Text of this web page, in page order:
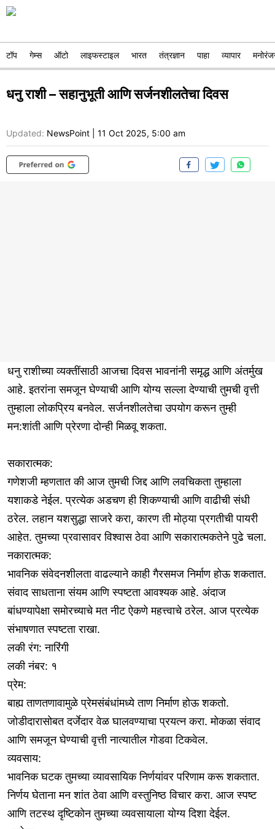
टॉप गेम्स ऑटो लाइफस्टाइल भारत तंत्रज्ञान पाहा व्यापार
धनु राशी – सहानुभूती आणि सर्जनशीलतेचा दिवस
Updated: NewsPoint 11 Oct 2025, 5:00 am
धनु राशीच्या व्यक्तींसाठी आजचा दिवस भावनांनी समृद्ध आणि अंतर्मुख
आहे. इतरांना समजून घेण्याची आणि योग्य सल्ला देण्याची तुमची वृत्ती
तुम्हाला लोकप्रिय बनवेल. सर्जनशीलतेचा उपयोग करून तुम्ही
मन:शांती आणि प्रेरणा दोन्ही मिळवू शकता.
सकारात्मक:
गणेशजी म्हणतात की आज तुमची जिद्द आणि लवचिकता तुम्हाला
यशाकडे नेईल. प्रत्येक अडचण ही शिकण्याची आणि वाढीची संधी
ठरेल. लहान यशसुद्धा साजरे करा, कारण ती मोठ्या प्रगतीची पायरी
आहेत. तुमच्या प्रवासावर विश्वास ठेवा आणि सकारात्मकतेने पुढे चला.
नकारात्मक:
भावनिक संवेदनशीलता वाढल्याने काही गैरसमज निर्माण होऊ शकतात.
संवाद साधताना संयम आणि स्पष्टता आवश्यक आहे. अंदाज
बांधण्यापेक्षा समोरच्याचे मत नीट ऐकणे महत्त्वाचे ठरेल. आज प्रत्येक
संभाषणात स्पष्टता राखा.
लकी रंग: नारिंगी
लकी नंबर: १
प्रेम:
बाह्य ताणतणावामुळे प्रेमसंबंधांमध्ये ताण निर्माण होऊ शकतो.
जोडीदारासोबत दर्जेदार वेळ घालवण्याचा प्रयत्न करा. मोकळा संवाद
आणि समजून घेण्याची वृत्ती नात्यातील गोडवा टिकवेल.
व्यवसाय:
भावनिक घटक तुमच्या व्यावसायिक निर्णयांवर परिणाम करू शकतात.
निर्णय घेताना मन शांत ठेवा आणि वस्तुनिष्ठ विचार करा. आज स्पष्ट
आणि तटस्थ दृष्टिकोन तुमच्या व्यवसायाला योग्य दिशा देईल.